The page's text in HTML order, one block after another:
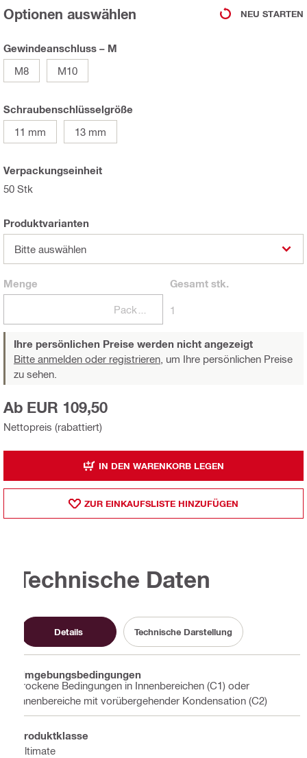
Optionen auswählen NEU STARTEN
Gewindeanschluss – M
M8
M10
Schraubenschlüsselgröße
11 mm
13 mm
Verpackungseinheit
50 Stk
Produktvarianten
Bitte auswählen
Menge Gesamtstk.
1
Ihre persönlichen Preise werden nicht angezeigt
Bitte anmelden oder registrieren, um Ihre persönlichen Preise
zu sehen.
Nettopreis (rabattiert)
Ab EUR 109,50
IN DEN WARENKORB LEGEN
ZUR EINKAUFSLISTE HINZUFÜGEN
Technische Daten
Details Technische Darstellung
Umgebungsbedingungen
Trockene Bedingungen in Innenbereichen (C1) oder
Innenbereiche mit vorübergehender Kondensation (C2)
Produktklasse
Ultimate